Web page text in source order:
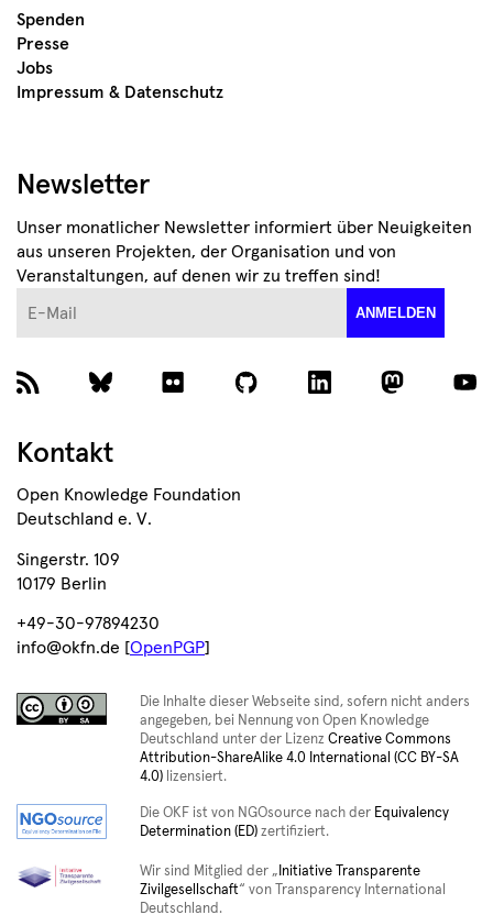
Spenden
Presse
Jobs
Impressum & Datenschutz
Newsletter
Unser monatlicher Newsletter informiert über Neuigkeiten
aus unseren Projekten, der Organisation und von
Veranstaltungen, auf denen wir zu treffen sind!
ANMELDEN
Kontakt
Open Knowledge Foundation
Deutschland e. V.
Singerstr. 109
10179 Berlin
+49-30-97894230
info@okfn.de [OpenPGP]
Die Inhalte dieser Webseite sind, sofern nicht anders
angegeben, bei Nennung von Open Knowledge
Deutschland unter der Lizenz Creative Commons
Attribution-ShareAlike 4.0 International (CC BY-SA
4.0) lizensiert.
Die OKF ist von NGOsource nach der Equivalency
Determination (ED) zertifiziert.
Wir sind Mitglied der „ Initiative Transparente
Zivilgesellschaft“ von Transparency International
Deutschland.